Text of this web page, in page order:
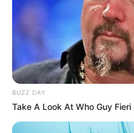
fájdalmat, de reméljük,
egyedül. Osztozunk a
kívánjuk, hogy találjanak
időszakban.
BUZZ DAY
Take A Look At Who Guy